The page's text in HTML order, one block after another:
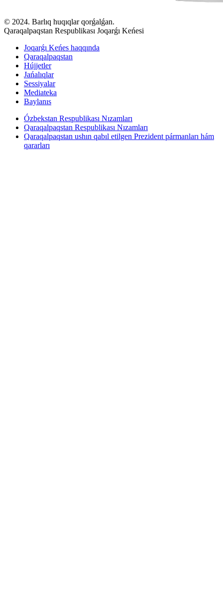
© 2024. Barlıq huqıqlar qorǵalǵan.
Qaraqalpaqstan Respublikası Joqarǵı Keńesi
Joqarǵı Keńes haqqında
Qaraqalpaqstan
Hújjetler
Jańalıqlar
Sessiyalar
Mediateka
Baylanıs
Ózbekstan Respublikası Nızamları
Qaraqalpaqstan Respublikası Nızamları
Qaraqalpaqstan ushın qabıl etilgen Prezident pármanları hám
qararları